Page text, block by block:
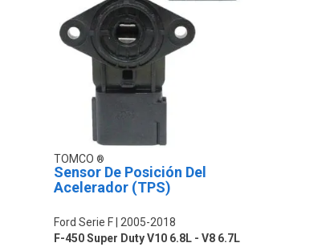
TOMCO
Sensor De Posición Del
Acelerador (TPS)
Ford Serie F
2005-2018
F-450 Super Duty V10 6.8L - V8 6.7L